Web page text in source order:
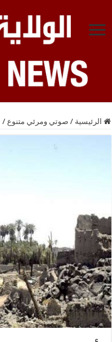
الرئيسية / صوتي ومرئي متنوع /